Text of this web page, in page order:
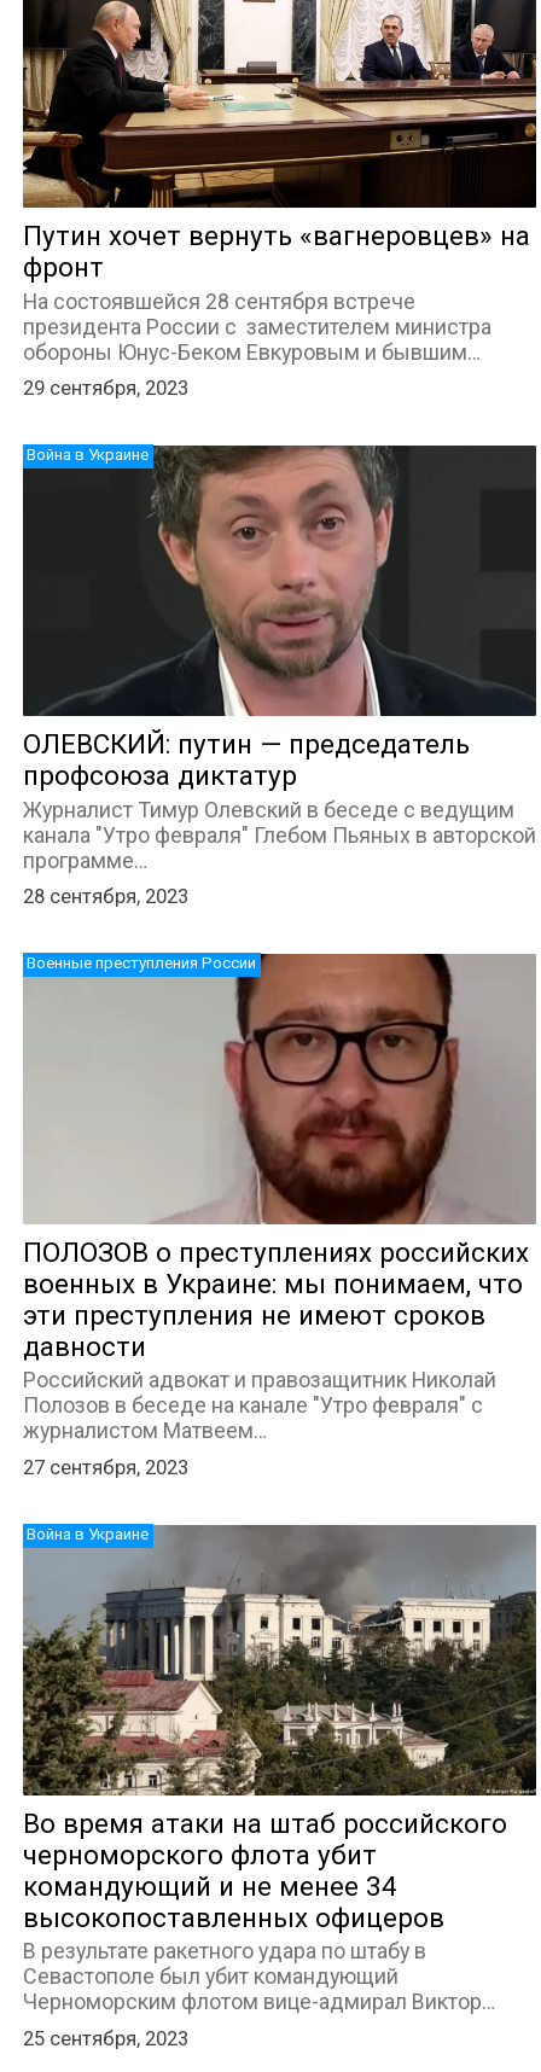
ЮТУБ-КАНАЛ
Путин хочет вернуть «вагнеровцев» на
фронт
На состоявшейся 28 сентября встрече
президента России с заместителем министра
обороны Юнус-Беком Евкуровым и бывшим…
29 сентября, 2023
Война в Украине
ОЛЕВСКИЙ: путин — председатель
профсоюза диктатур
Журналист Тимур Олевский в беседе с ведущим
канала "Утро февраля" Глебом Пьяных в авторской
программе…
28 сентября, 2023
Военные преступления России
ПОЛОЗОВ о преступлениях российских
военных в Украине: мы понимаем, что
эти преступления не имеют сроков
давности
Российский адвокат и правозащитник Николай
Полозов в беседе на канале "Утро февраля" с
журналистом Матвеем…
27 сентября, 2023
Война в Украине
Во время атаки на штаб российского
черноморского флота убит
командующий и не менее 34
высокопоставленных офицеров
В результате ракетного удара по штабу в
Севастополе был убит командующий
Черноморским флотом вице-адмирал Виктор…
25 сентября, 2023